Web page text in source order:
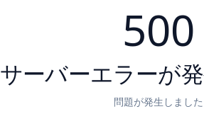
500
サーバーエラーが
問題が発生しました